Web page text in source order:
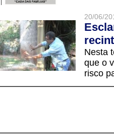
20/06/
Nesta
que o
risco